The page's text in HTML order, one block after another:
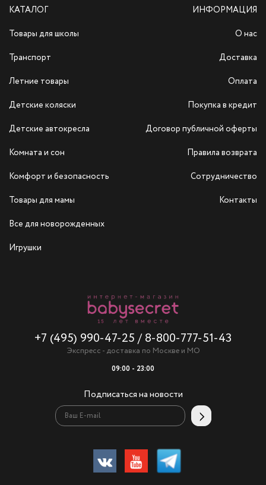
КАТАЛОГ
Товары для школы
Транспорт
Летние товары
Детские коляски
Детские автокресла
Комната и сон
Комфорт и безопасность
Товары для мамы
Все для новорожденных
Игрушки
+7 (495) 990-47-25 / 8-800-777-51-43
Экспресс - доставка по Москве и МО
09:00 - 23:00
Подписаться на новости
ИНФОРМАЦИЯ
О нас
Доставка
Оплата
Покупка в кредит
Договор публичной оферты
Правила возврата
Сотрудничество
Контакты